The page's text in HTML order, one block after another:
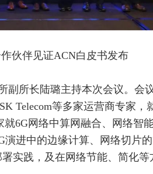
伴见证ACN白皮书发布
副所长陆璐主持本次会议。会
SKTelecom等多家运营商专家，
6G网络中算网 融合、网络智
进中的边缘计算、网络切片的
实践，及在网络节能、简化等